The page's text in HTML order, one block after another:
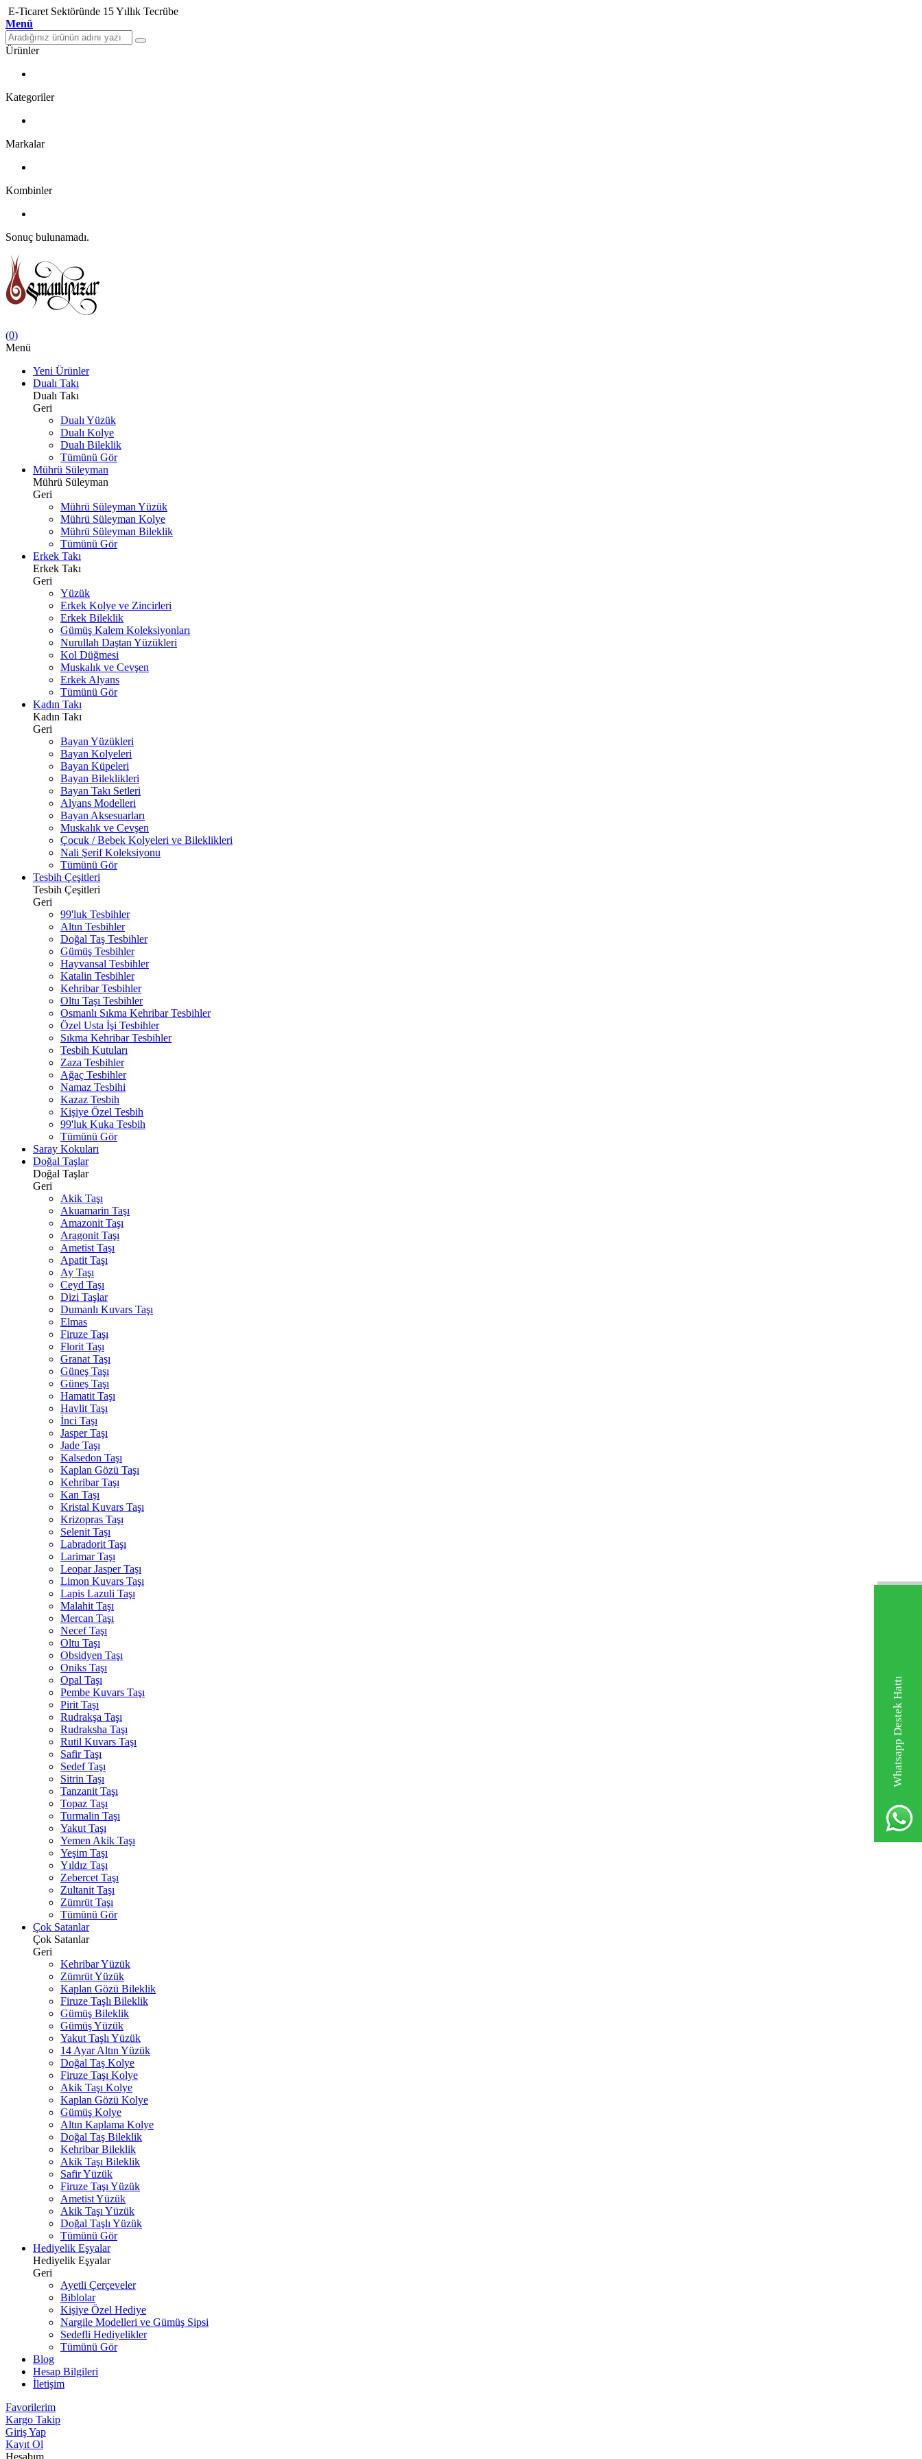
Whatsapp Destek Hattı
E-Ticaret Sektöründe 15 Yıllık Tecrübe
Menü
Ürünler
Kategoriler
Markalar
Kombinler
Sonuç bulunamadı.
(0)
Menü
Yeni Ürünler
Dualı Takı
Dualı Takı
Geri
Dualı Yüzük
Dualı Kolye
Dualı Bileklik
Tümünü Gör
Mührü Süleyman
Mührü Süleyman
Geri
Mührü Süleyman Yüzük
Mührü Süleyman Kolye
Mührü Süleyman Bileklik
Tümünü Gör
Erkek Takı
Erkek Takı
Geri
Yüzük
Erkek Kolye ve Zincirleri
Erkek Bileklik
Gümüş Kalem Koleksiyonları
Nurullah Daştan Yüzükleri
Kol Düğmesi
Muskalık ve Cevşen
Erkek Alyans
Tümünü Gör
Kadın Takı
Kadın Takı
Geri
Bayan Yüzükleri
Bayan Kolyeleri
Bayan Küpeleri
Bayan Bileklikleri
Bayan Takı Setleri
Alyans Modelleri
Bayan Aksesuarları
Muskalık ve Cevşen
Çocuk / Bebek Kolyeleri ve Bileklikleri
Nali Şerif Koleksiyonu
Tümünü Gör
Tesbih Çeşitleri
Tesbih Çeşitleri
Geri
99'luk Tesbihler
Altın Tesbihler
Doğal Taş Tesbihler
Gümüş Tesbihler
Hayvansal Tesbihler
Katalin Tesbihler
Kehribar Tesbihler
Oltu Taşı Tesbihler
Osmanlı Sıkma Kehribar Tesbihler
Özel Usta İşi Tesbihler
Sıkma Kehribar Tesbihler
Tesbih Kutuları
Zaza Tesbihler
Ağaç Tesbihler
Namaz Tesbihi
Kazaz Tesbih
Kişiye Özel Tesbih
99'luk Kuka Tesbih
Tümünü Gör
Saray Kokuları
Doğal Taşlar
Doğal Taşlar
Geri
Akik Taşı
Akuamarin Taşı
Amazonit Taşı
Aragonit Taşı
Ametist Taşı
Apatit Taşı
Ay Taşı
Ceyd Taşı
Dizi Taşlar
Dumanlı Kuvars Taşı
Elmas
Firuze Taşı
Florit Taşı
Granat Taşı
Güneş Taşı
Güneş Taşı
Hamatit Taşı
Havlit Taşı
İnci Taşı
Jasper Taşı
Jade Taşı
Kalsedon Taşı
Kaplan Gözü Taşı
Kehribar Taşı
Kan Taşı
Kristal Kuvars Taşı
Krizopras Taşı
Selenit Taşı
Labradorit Taşı
Larimar Taşı
Leopar Jasper Taşı
Limon Kuvars Taşı
Lapis Lazuli Taşı
Malahit Taşı
Mercan Taşı
Necef Taşı
Oltu Taşı
Obsidyen Taşı
Oniks Taşı
Opal Taşı
Pembe Kuvars Taşı
Pirit Taşı
Rudrakşa Taşı
Rudraksha Taşı
Rutil Kuvars Taşı
Safir Taşı
Sedef Taşı
Sitrin Taşı
Tanzanit Taşı
Topaz Taşı
Turmalin Taşı
Yakut Taşı
Yemen Akik Taşı
Yeşim Taşı
Yıldız Taşı
Zebercet Taşı
Zultanit Taşı
Zümrüt Taşı
Tümünü Gör
Çok Satanlar
Çok Satanlar
Geri
Kehribar Yüzük
Zümrüt Yüzük
Kaplan Gözü Bileklik
Firuze Taşlı Bileklik
Gümüş Bileklik
Gümüş Yüzük
Yakut Taşlı Yüzük
14 Ayar Altın Yüzük
Doğal Taş Kolye
Firuze Taşı Kolye
Akik Taşı Kolye
Kaplan Gözü Kolye
Gümüş Kolye
Altın Kaplama Kolye
Doğal Taş Bileklik
Kehribar Bileklik
Akik Taşı Bileklik
Safir Yüzük
Firuze Taşı Yüzük
Ametist Yüzük
Akik Taşı Yüzük
Doğal Taşlı Yüzük
Tümünü Gör
Hediyelik Eşyalar
Hediyelik Eşyalar
Geri
Ayetli Çerçeveler
Biblolar
Kişiye Özel Hediye
Nargile Modelleri ve Gümüş Sipsi
Sedefli Hediyelikler
Tümünü Gör
Blog
Hesap Bilgileri
İletişim
Favorilerim
Kargo Takip
Giriş Yap
Kayıt Ol
Hesabım